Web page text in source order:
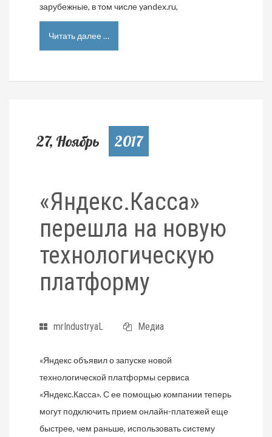
зарубежные, в том числе yandex.ru,
Читать далее …
27, Ноябрь 2017
«Яндекс.Касса»
перешла на новую
технологическую
платформу
mrIndustryaL Медиа
«Яндекс объявил о запуске новой
технологической платформы сервиса
«Яндекс.Касса». С ее помощью компании теперь
могут подключить прием онлайн-платежей еще
быстрее, чем раньше, использовать систему